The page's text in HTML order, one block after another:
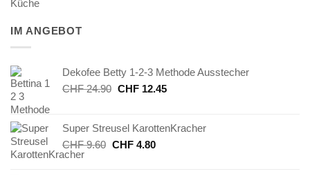
IM ANGEBOT
Dekofee Betty 1-2-3 Methode Ausstecher
CHF24.90 Ursprünglicher
CHF 24.90
CHF12.45Aktueller
CHF 12.45.
Super Streusel KarottenKracher
CHF9.60 Ursprünglicher
CHF4.80Aktueller